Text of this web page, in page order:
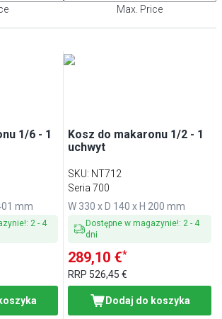
Max. Price
1/6 - 1
mm
: 2 - 4
Kosz do makaronu 1/2 - 1
uchwyt
SKU: NT712
Seria 700
W 330 x D 140 x H 200 mm
Dostępne w magazynie!: 2 - 4
dni
289,10 €*
RRP 526,45 €
Dodaj do koszyka